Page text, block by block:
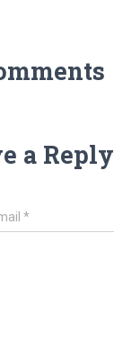
a Reply
*